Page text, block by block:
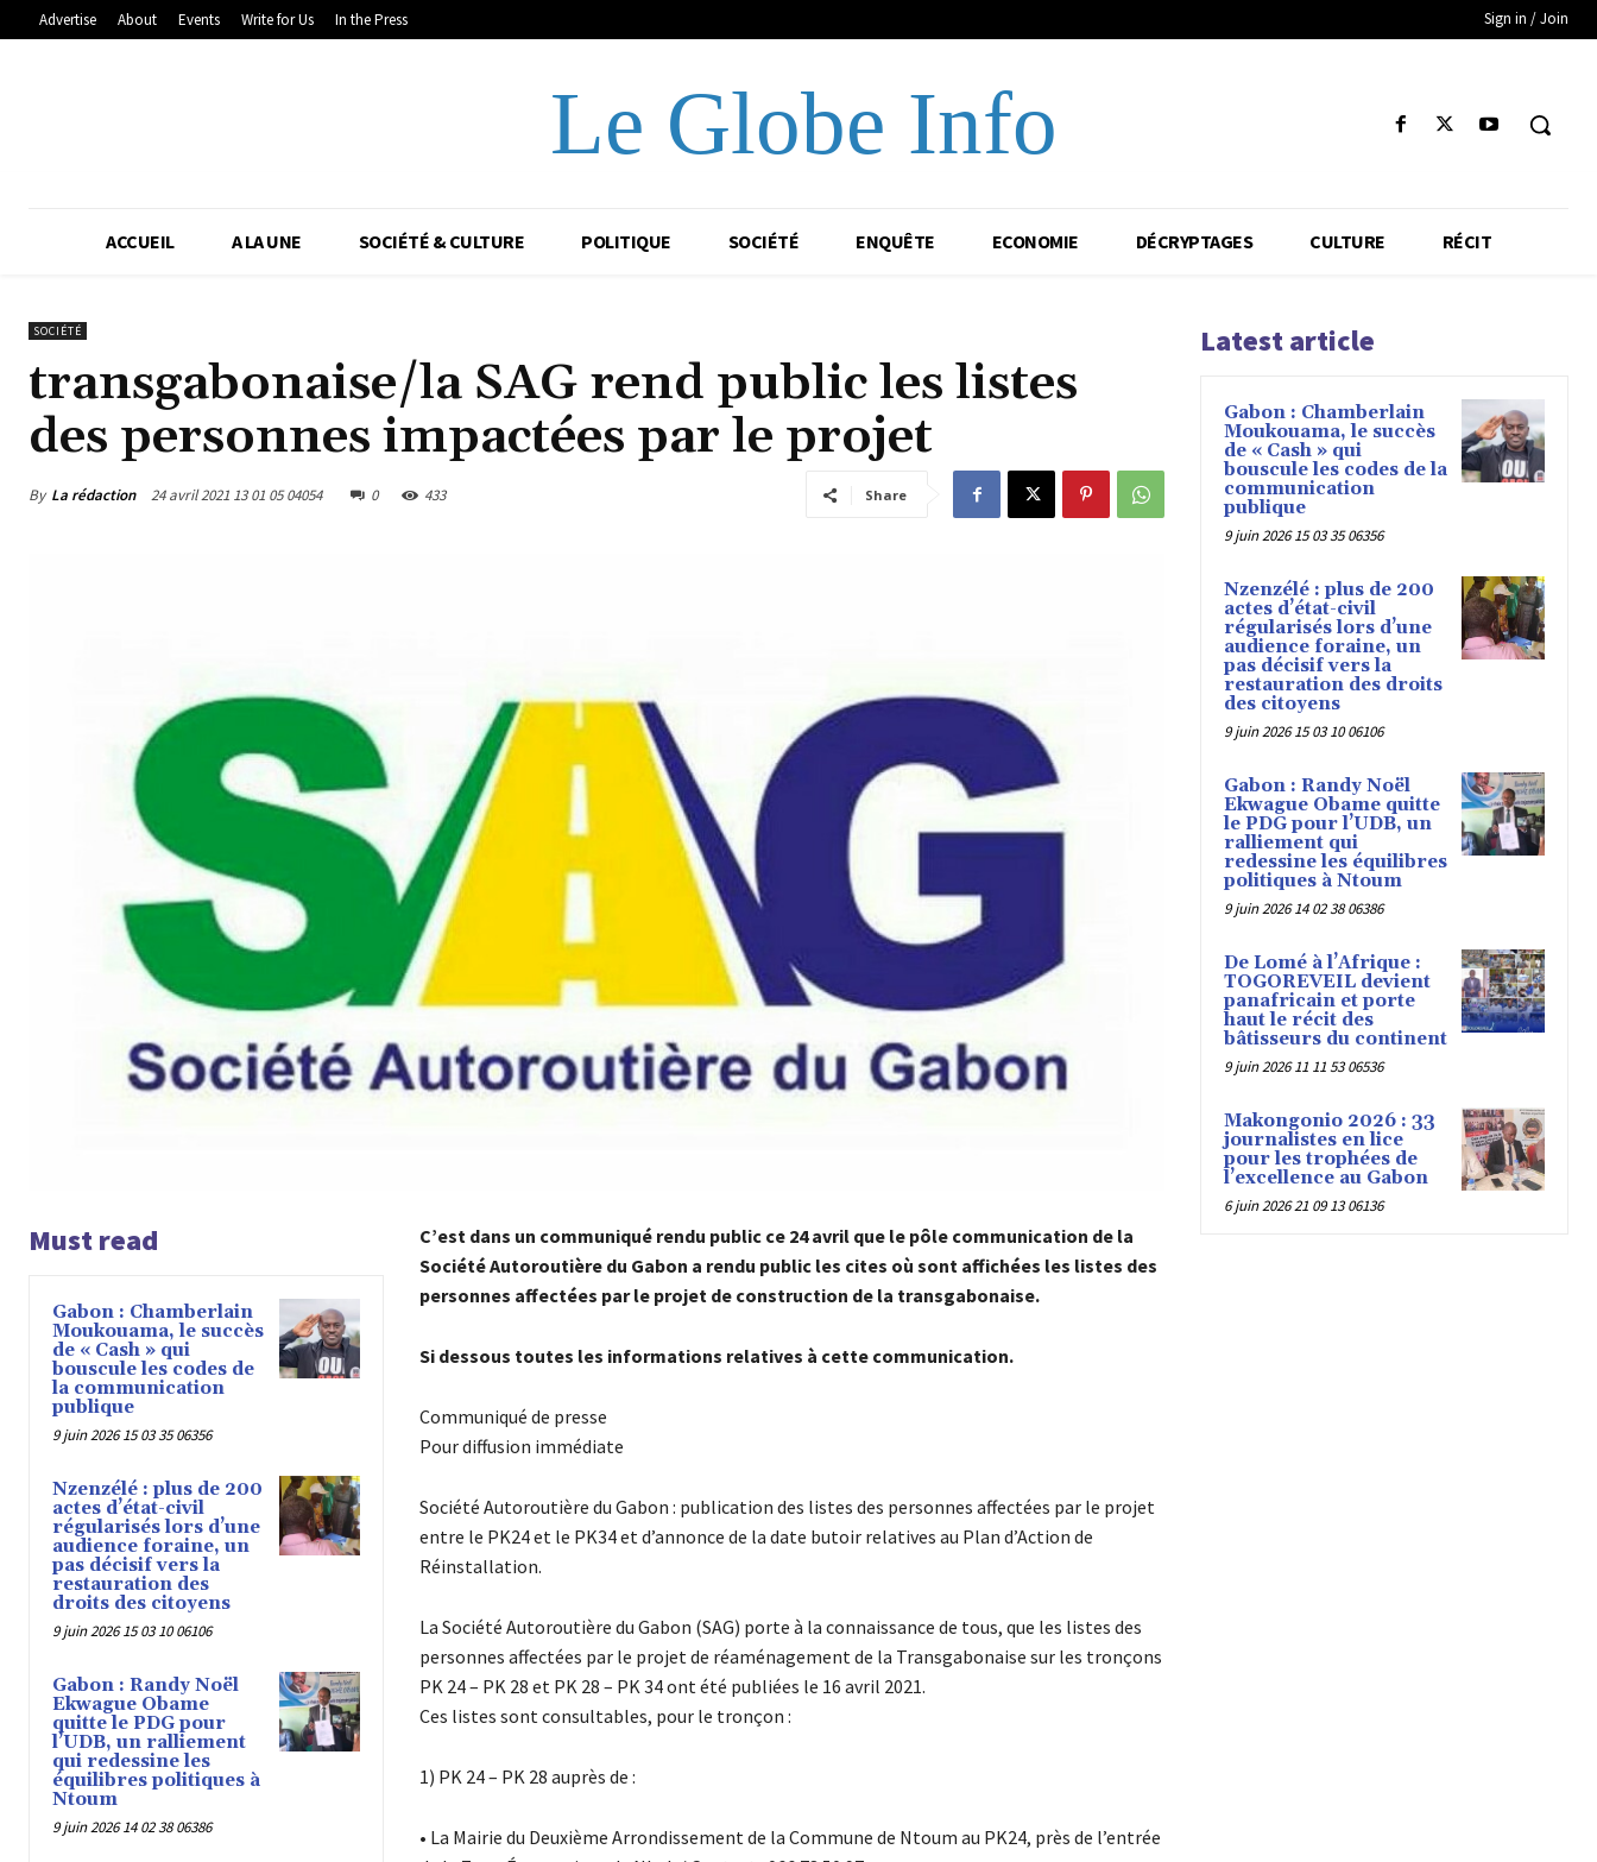
Advertise About Events Write for Us In the Press Sign in / Join
Le Globe Info
ACCUEIL A LA UNE SOCIÉTÉ & CULTURE POLITIQUE SOCIÉTÉ ENQUÊTE ECONOMIE DÉCRYPTAGES CULTURE RÉCIT
SOCIÉTÉ
transgabonaise/la SAG rend public les listes
des personnes impactées par le projet
By La rédaction 24 avril 2021 13 01 05 04054 0 433 Share
Must read
Gabon : Chamberlain
Moukouama, le succès
de « Cash » qui
bouscule les codes de
la communication
publique
9 juin 2026 15 03 35 06356
Nzenzélé : plus de 200
actes d’état-civil
régularisés lors d’une
audience foraine, un
pas décisif vers la
restauration des
droits des citoyens
9 juin 2026 15 03 10 06106
Gabon : Randy Noël
Ekwague Obame
quitte le PDG pour
l’UDB, un ralliement
qui redessine les
équilibres politiques à
Ntoum
9 juin 2026 14 02 38 06386
C’est dans un communiqué rendu public ce 24 avril que le pôle communication de la
Société Autoroutière du Gabon a rendu public les cites où sont affichées les listes des
personnes affectées par le projet de construction de la transgabonaise.
Si dessous toutes les informations relatives à cette communication.
Communiqué de presse
Pour diffusion immédiate
Société Autoroutière du Gabon : publication des listes des personnes affectées par le projet
entre le PK24 et le PK34 et d’annonce de la date butoir relatives au Plan d’Action de
Réinstallation.
La Société Autoroutière du Gabon (SAG) porte à la connaissance de tous, que les listes des
personnes affectées par le projet de réaménagement de la Transgabonaise sur les tronçons
PK 24 – PK 28 et PK 28 – PK 34 ont été publiées le 16 avril 2021.
Ces listes sont consultables, pour le tronçon :
1) PK 24 – PK 28 auprès de :
• La Mairie du Deuxième Arrondissement de la Commune de Ntoum au PK24, près de l’entrée
Latest article
Gabon : Chamberlain
Moukouama, le succès
de « Cash » qui
bouscule les codes de la
communication
publique
9 juin 2026 15 03 35 06356
Nzenzélé : plus de 200
actes d’état-civil
régularisés lors d’une
audience foraine, un
pas décisif vers la
restauration des droits
des citoyens
9 juin 2026 15 03 10 06106
Gabon : Randy Noël
Ekwague Obame quitte
le PDG pour l’UDB, un
ralliement qui
redessine les équilibres
politiques à Ntoum
9 juin 2026 14 02 38 06386
De Lomé à l’Afrique :
TOGOREVEIL devient
panafricain et porte
haut le récit des
bâtisseurs du continent
9 juin 2026 11 11 53 06536
Makongonio 2026 : 33
journalistes en lice
pour les trophées de
l’excellence au Gabon
6 juin 2026 21 09 13 06136